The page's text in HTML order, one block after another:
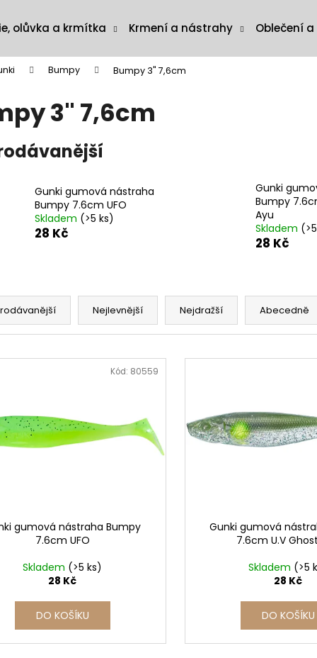
olůvka a krmítka Krmení a nástrahy Oblečení
Bumpy Bumpy 3" 7,6cm
3" 7,6cm
Gunki gumová nástraha
Bumpy 7.6cm UFO
Skladem (>5 ks)
28 Kč
Gunki
Bumpy
Ayu
Skladem
28 Kč
Nejlevnější Nejdražší Abecedně
gumová nástraha Bumpy
7.6cm UFO
Skladem (>5 ks)
28 Kč
DO KOŠÍKU
Kód: 80559
Gunki gumová
7.6cm U.V
Skladem (>5
28 Kč
DO KOŠÍKU